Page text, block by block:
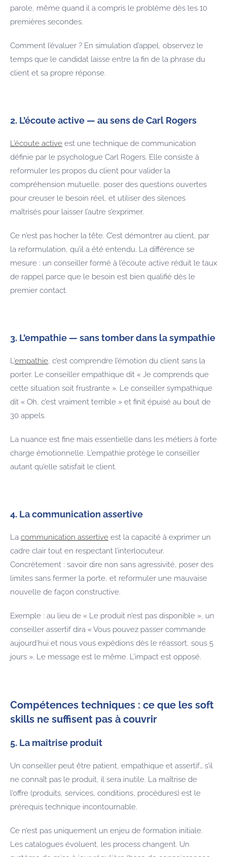
parole, même quand il a compris le problème dès les 10
premières secondes.
Comment l’évaluer ? En simulation d’appel, observez le
temps que le candidat laisse entre la fin de la phrase du
client et sa propre réponse.
2. L’écoute active — au sens de Carl Rogers
L’écoute active est une technique de communication
définie par le psychologue Carl Rogers. Elle consiste à
reformuler les propos du client pour valider la
compréhension mutuelle, poser des questions ouvertes
pour creuser le besoin réel, et utiliser des silences
maîtrisés pour laisser l’autre s’exprimer.
Ce n’est pas hocher la tête. C’est démontrer au client, par
la reformulation, qu’il a été entendu. La différence se
mesure : un conseiller formé à l’écoute active réduit le taux
de rappel parce que le besoin est bien qualifié dès le
premier contact.
3. L’empathie — sans tomber dans la sympathie
L’empathie, c’est comprendre l’émotion du client sans la
porter. Le conseiller empathique dit « Je comprends que
cette situation soit frustrante ». Le conseiller sympathique
dit « Oh, c’est vraiment terrible » et finit épuisé au bout de
30 appels.
La nuance est fine mais essentielle dans les métiers à forte
charge émotionnelle. L’empathie protège le conseiller
autant qu’elle satisfait le client.
4. La communication assertive
La communication assertive est la capacité à exprimer un
cadre clair tout en respectant l’interlocuteur.
Concrètement : savoir dire non sans agressivité, poser des
limites sans fermer la porte, et reformuler une mauvaise
nouvelle de façon constructive.
Exemple : au lieu de « Le produit n’est pas disponible », un
conseiller assertif dira « Vous pouvez passer commande
aujourd’hui et nous vous expédions dès le réassort, sous 5
jours ». Le message est le même. L’impact est opposé.
Compétences techniques : ce que les soft
skills ne suffisent pas à couvrir
5. La maîtrise produit
Un conseiller peut être patient, empathique et assertif… s’il
ne connaît pas le produit, il sera inutile. La maîtrise de
l’offre (produits, services, conditions, procédures) est le
prérequis technique incontournable.
Ce n’est pas uniquement un enjeu de formation initiale.
Les catalogues évoluent, les process changent. Un